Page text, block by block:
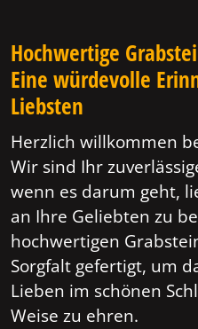
Hochwertige
Eine würdevolle
Liebsten
Herzlich willkommen
Wir sind Ihr
wenn es darum geht,
an Ihre Geliebten zu
hochwertigen
Sorgfalt gefertigt, um
Lieben im schönen
Weise zu ehren.